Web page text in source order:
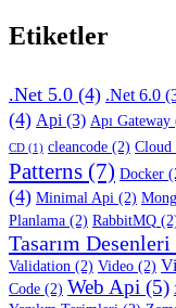
Etiketler
.Net 5.0 (4) .Net 6.0
(4) Api (3) Apı Gateway
CD (1) cleancode (2) Cloud
Patterns (7) Docker
(4) Minimal Api (2)
Planlama (2) RabbitMQ
Tasarım Desenleri
Validation (2) Video (2)
Code (2) Web Api (5)